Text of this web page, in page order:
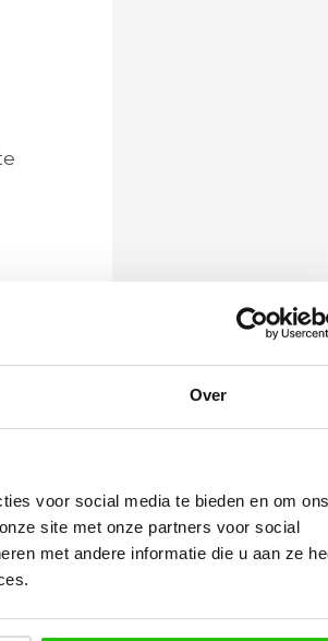
Over
voor social media te bieden en om ons
site met onze partners voor social
met andere informatie die u aan ze